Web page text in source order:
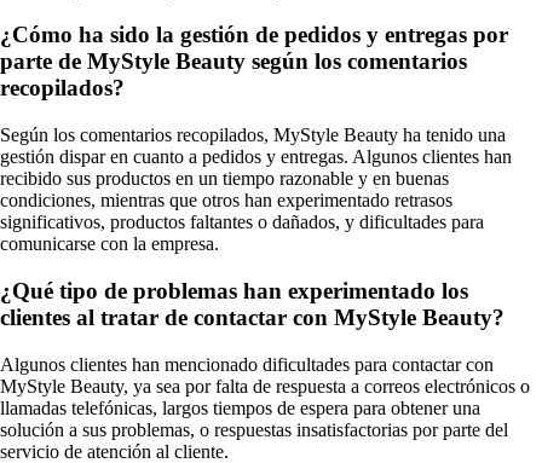
¿Cómo ha sido la gestión de pedidos y entregas por
parte de MyStyle Beauty según los comentarios
recopilados?
Según los comentarios recopilados, MyStyle Beauty ha tenido una
gestión dispar en cuanto a pedidos y entregas. Algunos clientes han
recibido sus productos en un tiempo razonable y en buenas
condiciones, mientras que otros han experimentado retrasos
significativos, productos faltantes o dañados, y dificultades para
comunicarse con la empresa.
¿Qué tipo de problemas han experimentado los
clientes al tratar de contactar con MyStyle Beauty?
Algunos clientes han mencionado dificultades para contactar con
MyStyle Beauty, ya sea por falta de respuesta a correos electrónicos o
llamadas telefónicas, largos tiempos de espera para obtener una
solución a sus problemas, o respuestas insatisfactorias por parte del
servicio de atención al cliente.